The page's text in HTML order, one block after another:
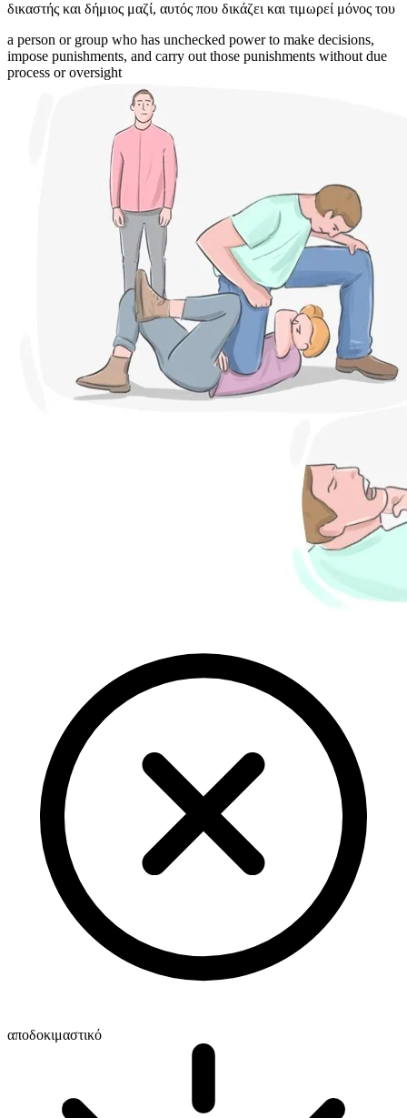
δικαστής και δήμιος μαζί, αυτός που δικάζει και τιμωρεί μόνος του
a person or group who has unchecked power to make decisions,
impose punishments, and carry out those punishments without due
process or oversight
αποδοκιμαστικό